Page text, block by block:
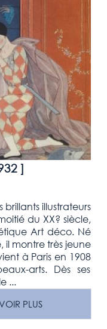
]
brillants illustrateurs
du XX? siècle,
Art déco. Né
il montre très jeune
à Paris en 1908
arts. Dès ses
...
PLUS